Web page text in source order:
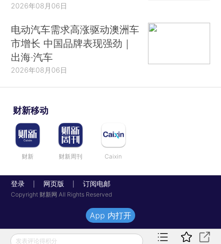
2026年08月06日
电动汽车需求高涨驱动澳洲车
市增长 中国品牌表现强劲｜
出海·汽车
2026年08月06日
财新移动
财新 财新周刊 Caixin
登录 网页版 订阅电邮
Copyright 财新网 All Rights Reserved
发表评论得积分
App 内打开